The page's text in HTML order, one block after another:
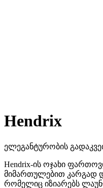
Hendrix
ელეგანტურობის
Hendrix-ის ოჯახი
მიმართულებით კარგად
რომელიც იზიარებს